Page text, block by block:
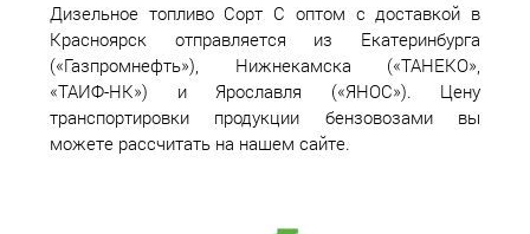
Дизельное топливо Сорт С оптом с доставкой в
Красноярск отправляется из Екатеринбурга
(«Газпромнефть»), Нижнекамска («ТАНЕКО»,
«ТАИФ-НК») и Ярославля («ЯНОС»). Цену
транспортировки продукции бензовозами вы
можете рассчитать на нашем сайте.